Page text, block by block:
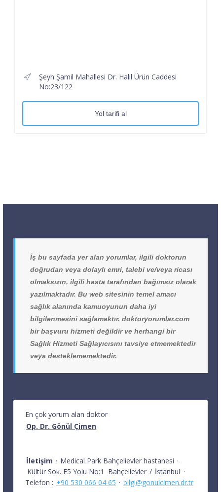
Şeyh Şamil Mahallesi Dr. Halil Ürün Caddesi
No:23/122
Yol tarifi al
İş bu sayfada yer alan yorumlar, ilgili doktorun
doğrudan veya dolaylı emri, talebi ve/veya ricası
olmaksızın, ilgili hasta tarafından bağımsız olarak
yazılmaktadır. Bu web sitesinin temel amacı
sağlık alanında kamuoyunun daha iyi
bilgilenmesini sağlamaktır. doktoryorumlar.com
bir başvuru hizmeti değildir ve herhangi bir
Sağlık Hizmeti Sağlayıcısını tavsiye etmemektedir
veya desteklememektedir.
En çok yorum alan doktor
Op. Dr. Gönül Çimen
İletişim · Medical Park Bahçelievler hastanesi ·
Kültür Sok. E5 Yolu No:1
Bahçelievler / İstanbul ·
Telefon : +90 530 066 04 65 · bilgi@gonulcimen.dr.tr